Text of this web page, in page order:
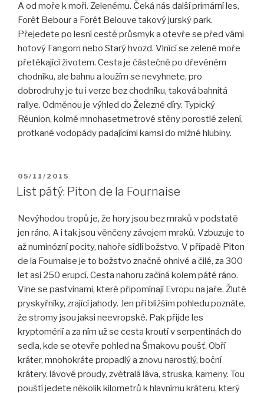
A od moře k moři. Zelenému. Čeká nás další primární les,
Forêt Bebour a Forêt Belouve takový jurský park.
Přejedete po lesní cestě průsmyk a otevře se před vámi
hotový Fangorn nebo Starý hvozd. Vlnící se zelené moře
přetékající životem. Cesta je částečně po dřevěném
chodníku, ale bahnu a loužím se nevyhnete, pro
dobrodruhy je tu i verze bez chodníku, taková bahnitá
rallye. Odměnou je výhled do Železné díry. Typický
Réunion, kolmé mnohasetmetrové stěny porostlé zelení,
protkané vodopády padajícími kamsi do mlžné hlubiny.
PUBLIKOVÁNO
05/11/2015
List pátý: Piton de la Fournaise
Nevýhodou tropů je, že hory jsou bez mraků v podstatě
jen ráno. A i tak jsou věnčeny závojem mraků. Vzbuzuje to
až numinózní pocity, nahoře sídlí božstvo. V případě Piton
de la Fournaise je to božstvo značně ohnivé a čilé, za 300
let asi 250 erupcí. Cesta nahoru začíná kolem páté ráno.
Vine se pastvinami, které připomínají Evropu na jaře. Žluté
pryskyřníky, zrající jahody. Jen při bližším pohledu poznáte,
že stromy jsou jaksi neevropské. Pak přijde les
kryptomérií a za ním už se cesta kroutí v serpentinách do
sedla, kde se otevře pohled na Šmakovu poušť. Obří
kráter, mnohokráte propadlý a znovu narostlý, boční
krátery, lávové proudy, zvětralá láva, struska, kameny. Tou
pouští jedete několik kilometrů k hlavnímu kráteru, který